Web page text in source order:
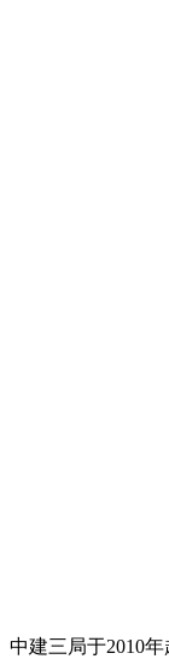
中建三局于2010